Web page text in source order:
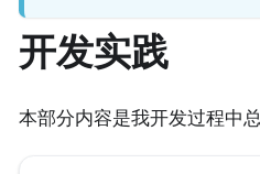
开发实践
本部分内容是我开发过程中